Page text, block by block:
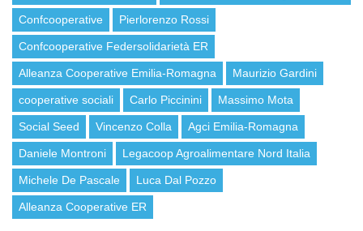
Confcooperative Pierlorenzo Rossi
Confcooperative Federsolidarietà ER
Alleanza Cooperative Emilia-Romagna Maurizio Gardini
cooperative sociali Carlo Piccinini Massimo Mota
Social Seed Vincenzo Colla Agci Emilia-Romagna
Daniele Montroni Legacoop Agroalimentare Nord Italia
Michele De Pascale Luca Dal Pozzo
Alleanza Cooperative ER